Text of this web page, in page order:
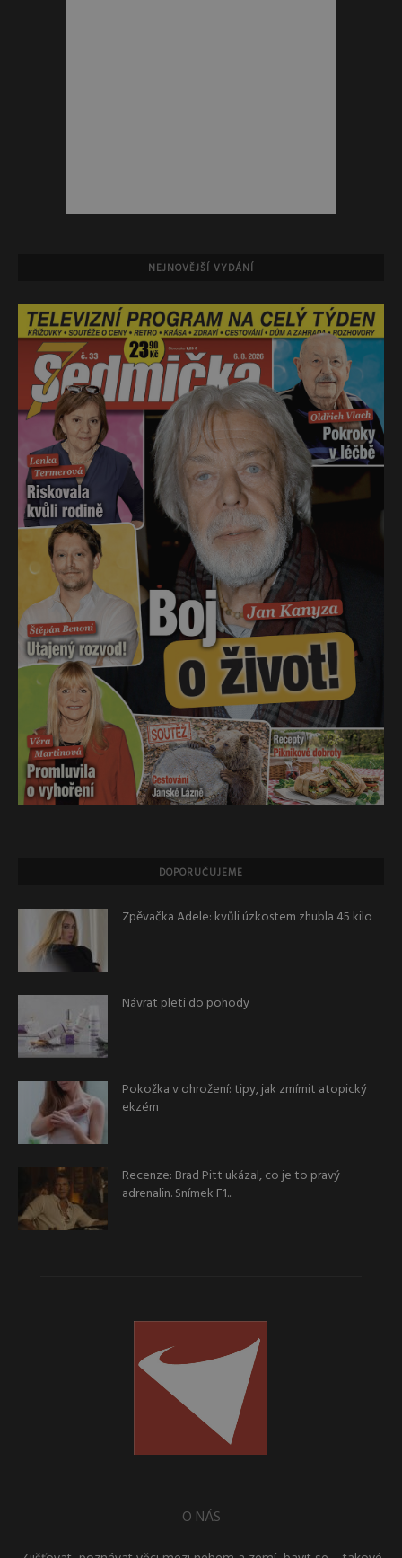
NEJNOVĚJŠÍ VYDÁNÍ
DOPORUČUJEME
Zpěvačka Adele: kvůli úzkostem zhubla 45 kilo
Návrat pleti do pohody
Pokožka v ohrožení: tipy, jak zmírnit atopický
ekzém
Recenze: Brad Pitt ukázal, co je to pravý
adrenalin. Snímek F1...
O NÁS